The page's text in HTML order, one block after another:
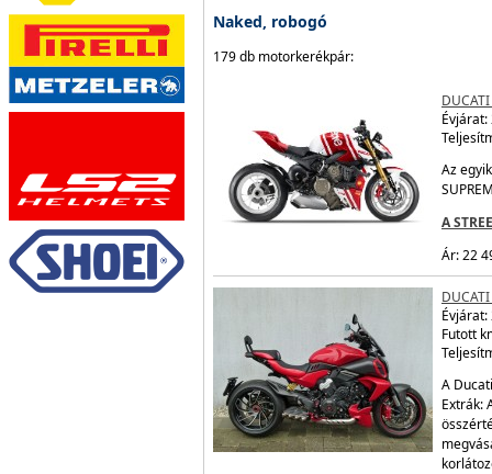
Naked, robogó
179 db motorkerékpár:
DUCATI
Évjárat:
Az
A
Ár: 22
Évjárat:
Futott
A
Extrák: